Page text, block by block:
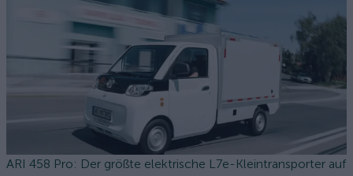
ARI 458 Pro: Der größte elektrische L7e-Kleintransporter auf